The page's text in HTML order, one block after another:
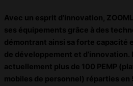
Avec un esprit d’innovation,
ses équipements grâce à des
démontrant ainsi sa forte capacité
de développement et d’innovation.
actuellement plus de 100 PEMP
mobiles de personnel) réparties en